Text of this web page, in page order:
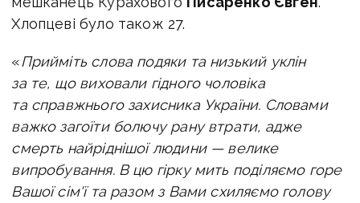
Хлопцеві було також 27.
«Прийміть слова подяки та низький уклін
за те, що виховали гідного чоловіка
та справжнього захисника України. Словами
важко загоїти болючу рану втрати, адже
смерть найріднішої людини — велике
випробування. В цю гірку мить поділяємо горе
Вашої сім'ї та разом з Вами схиляємо голову